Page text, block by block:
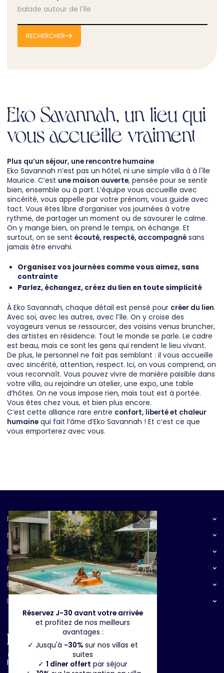
RECHERCHER
Eko Savannah, un lieu qui
vous accueille vraiment
Plus qu’un séjour, une rencontre humaine
Eko Savannah n’est pas un hôtel, ni une simple villa à à l'île
Maurice. C’est une maison ouverte, pensée pour se sentir
bien, ensemble ou à part. L’équipe vous accueille avec
sincérité, vous appelle par votre prénom, vous guide avec
tact. Vous êtes libre d’organiser vos journées à votre
rythme, de partager un moment ou de savourer le calme.
On y mange bien, on prend le temps, on échange. Et
surtout, on se sent écouté, respecté, accompagnésans
jamais être envahi.
Organisez vos journées comme vous aimez, sans
contrainte
Parlez, échangez, créez du lien en toute simplicité
À Eko Savannah, chaque détail est pensé pour créer du lien.
Avec soi, avec les autres, avec l’île. On y croise des
voyageurs venus se ressourcer, des voisins venus bruncher,
des artistes en résidence. Tout le monde se parle. Le cadre
est beau, mais ce sont les gens qui rendent le lieu vivant.
De plus, le personnel ne fait pas semblant : il vous accueille
avec sincérité, attention, respect. Ici, on vous comprend, on
vous reconnaît. Vous pouvez vivre de manière paisible dans
votre villa, ou rejoindre un atelier, une expo, une table
d’hôtes. On ne vous impose rien, mais tout est à portée.
Vous êtes chez vous, et bien plus encore.
C’est cette alliance rare entre confort, liberté et chaleur
humainequi fait l’âme d’Eko Savannah ! Et c’est ce que
vous emporterez avec vous.
Réservez J-30 avant votre arrivée
et profitez de nos meilleurs
avantages :
✓ Jusqu'à -30% sur nos villas et
suites
✓1 dîner offert par séjour
Nos resorts
Nos expériences
Notre destination
Notre restaurant
Le groupe
Locations de vacances
Inscription à la newsletter